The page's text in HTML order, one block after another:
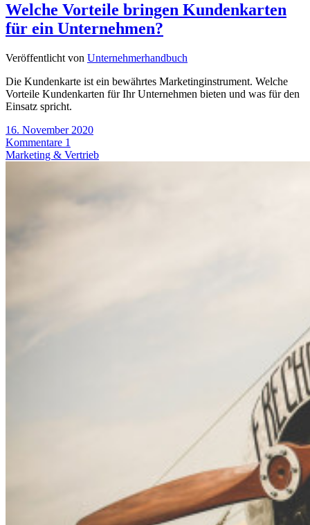
Welche Vorteile bringen Kundenkarten
für ein Unternehmen?
Veröffentlicht von Unternehmerhandbuch
Die Kundenkarte ist ein bewährtes Marketinginstrument. Welche
Vorteile Kundenkarten für Ihr Unternehmen bieten und was für den
Einsatz spricht.
16. November 2020
Kommentare 1
Marketing & Vertrieb